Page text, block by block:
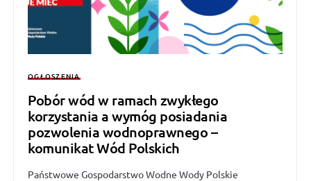
OGŁOSZENIA
Pobór wód w ramach zwykłego
korzystania a wymóg posiadania
pozwolenia wodnoprawnego –
komunikat Wód Polskich
Państwowe Gospodarstwo Wodne Wody Polskie